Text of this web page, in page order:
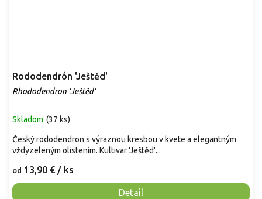
Rododendrón 'Ještěd'
Rhododendron 'Ještěd'
Skladom (37 ks)
od 13,90 € / ks
Detail
Český rododendron s výraznou kresbou v kvete a elegantným
vždyzeleným olistením. Kultivar 'Ještěd'...